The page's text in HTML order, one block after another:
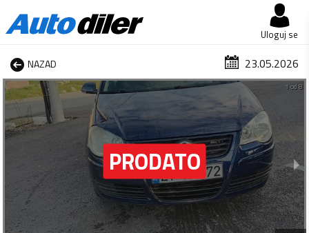
Uloguj se
NAZAD 23.05.2026
1 od 8